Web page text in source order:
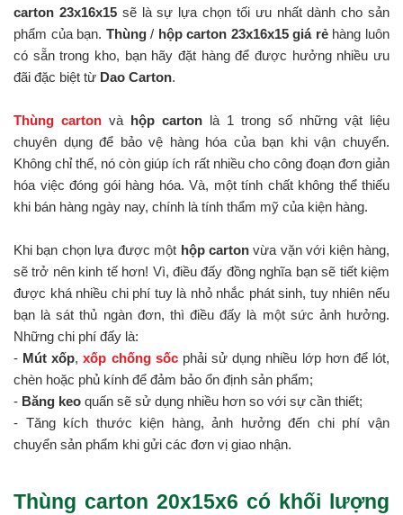
carton 23x16x15sẽ là sự lựa chọn tối ưu nhất dành cho sản
phẩm của bạn. Thùng/ hộp carton 23x16x15 giá rẻhàng luôn
có sẵn trong kho, bạn hãy đặt hàng để được hưởng nhiều ưu
đãi đặc biệt từ Dao Carton.
Thùng carton và hộp carton là 1 trong số những vật liệu
chuyên dụng để bảo vệ hàng hóa của bạn khi vận chuyển.
Không chỉ thế, nó còn giúp ích rất nhiều cho công đoạn đơn giản
hóa việc đóng gói hàng hóa. Và, một tính chất không thể thiếu
khi bán hàng ngày nay, chính là tính thẩm mỹ của kiện hàng.
Khi bạn chọn lựa được một hộp cartonvừa vặn với kiện hàng,
sẽ trở nên kinh tế hơn! Vì, điều đấy đồng nghĩa bạn sẽ tiết kiệm
được khá nhiều chi phí tuy là nhỏ nhắc phát sinh, tuy nhiên nếu
bạn là sát thủ ngàn đơn, thì điều đấy là một sức ảnh hưởng.
Những chi phí đấy là:
- Mút xốp,xốp chống sốcphải sử dụng nhiều lớp hơn để lót,
chèn hoặc phủ kính để đảm bảo ổn định sản phẩm;
- Băng keo quấn sẽ sử dụng nhiều hơn so với sự cần thiết;
- Tăng kích thước kiện hàng, ảnh hưởng đến chi phí vận
chuyển sản phẩm khi gửi các đơn vị giao nhận.
Thùng carton 20x15x6 có khối lượng